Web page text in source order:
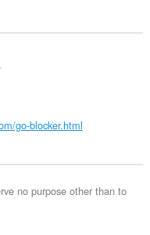
go-blocker.html
no purpose other than to